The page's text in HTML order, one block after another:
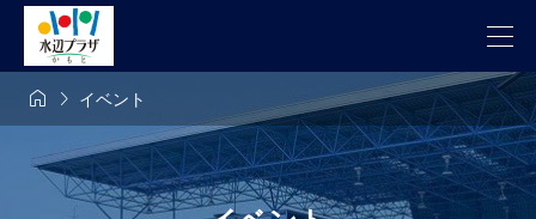
  イベント